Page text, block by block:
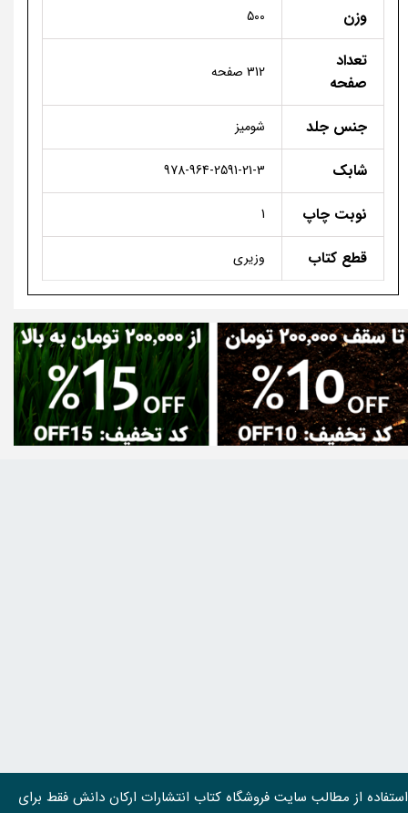
وزن
500
تعداد
صفحه
312 صفحه
جنس جلد شومیز
شابک 978-964-2591-21-3
نوبت چاپ 1
قطع کتاب وزیری
استفاده از مطالب سايت فروشگاه کتاب انتشارات ارکان دانش فقط برای